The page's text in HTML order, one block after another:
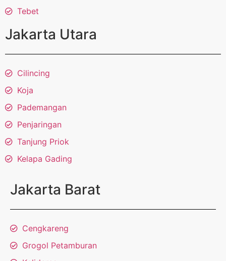
Tebet
Jakarta Utara
Cilincing
Koja
Pademangan
Penjaringan
Tanjung Priok
Kelapa Gading
Jakarta Barat
Cengkareng
Grogol Petamburan